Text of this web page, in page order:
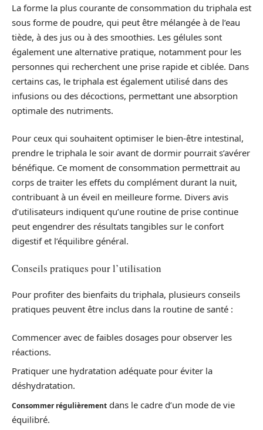
La forme la plus courante de consommation du triphala est
sous forme de poudre, qui peut être mélangée à de l’eau
tiède, à des jus ou à des smoothies. Les gélules sont
également une alternative pratique, notamment pour les
personnes qui recherchent une prise rapide et ciblée. Dans
certains cas, le triphala est également utilisé dans des
infusions ou des décoctions, permettant une absorption
optimale des nutriments.
Pour ceux qui souhaitent optimiser le bien-être intestinal,
prendre le triphala le soir avant de dormir pourrait s’avérer
bénéfique. Ce moment de consommation permettrait au
corps de traiter les effets du complément durant la nuit,
contribuant à un éveil en meilleure forme. Divers avis
d’utilisateurs indiquent qu’une routine de prise continue
peut engendrer des résultats tangibles sur le confort
digestif et l’équilibre général.
Conseils pratiques pour l’utilisation
Pour profiter des bienfaits du triphala, plusieurs conseils
pratiques peuvent être inclus dans la routine de santé :
Commencer avec de faibles dosages pour observer les
réactions.
Pratiquer une hydratation adéquate pour éviter la
déshydratation.
Consommer régulièrement dans le cadre d’un mode de vie
équilibré.